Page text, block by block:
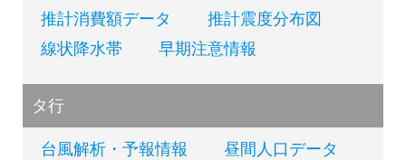
推計消費額データ
推計震度分布図
線状降水帯
早期注意情報
タ行
台風解析・予報情報
昼間人口データ